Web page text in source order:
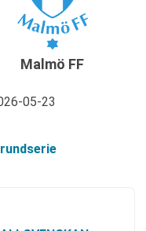
05-23
Malmö FF